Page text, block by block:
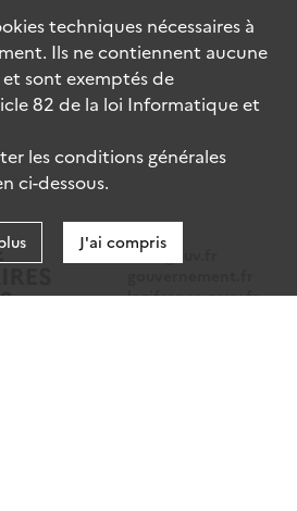
data.gouv.fr
legifrance.gouv.fr
techniques nécessaires à
Ils ne contiennent aucune
sont exemptés de
82 de la loi Informatique et
les conditions générales
ci-dessous.
J'ai compris